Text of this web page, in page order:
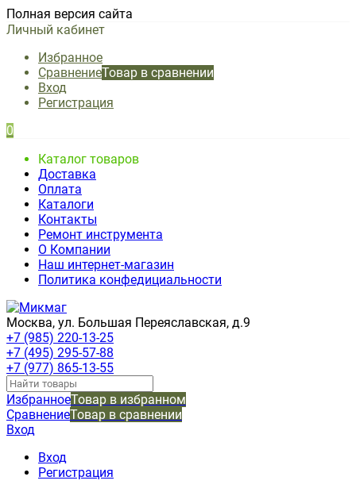
Полная версия сайта
Личный кабинет
Избранное
СравнениеТовар в сравнении
Вход
Регистрация
0
Каталог товаров
Доставка
Оплата
Каталоги
Контакты
Ремонт инструмента
О Компании
Наш интернет-магазин
Политика конфедициальности
Москва, ул. Большая Переяславская, д.9
+7 (985) 220-13-25
+7 (495) 295-57-88
+7 (977) 865-13-55
ИзбранноеТовар в избранном
СравнениеТовар в сравнении
Вход
Вход
Регистрация